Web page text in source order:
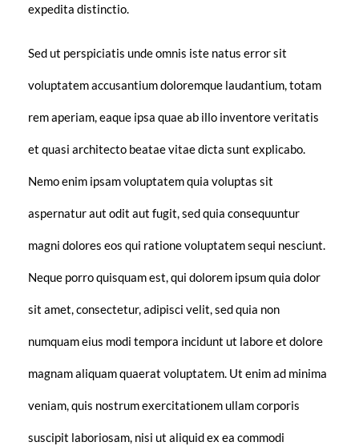
expedita distinctio.
Sed ut perspiciatis unde omnis iste natus error sit
voluptatem accusantium doloremque laudantium, totam
rem aperiam, eaque ipsa quae ab illo inventore veritatis
et quasi architecto beatae vitae dicta sunt explicabo.
Nemo enim ipsam voluptatem quia voluptas sit
aspernatur aut odit aut fugit, sed quia consequuntur
magni dolores eos qui ratione voluptatem sequi nesciunt.
Neque porro quisquam est, qui dolorem ipsum quia dolor
sit amet, consectetur, adipisci velit, sed quia non
numquam eius modi tempora incidunt ut labore et dolore
magnam aliquam quaerat voluptatem. Ut enim ad minima
veniam, quis nostrum exercitationem ullam corporis
suscipit laboriosam, nisi ut aliquid ex ea commodi